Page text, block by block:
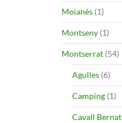
Moianès (1)
Montseny (1)
Montserrat (54)
Agulles (6)
Camping (1)
Cavall Bernat